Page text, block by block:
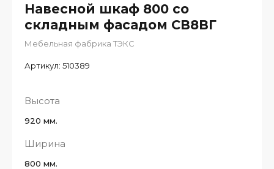
Навесной шкаф 800 со
складным фасадом СВ8ВГ
Мебельная фабрика ТЭКС
Артикул: 510389
Высота
920 мм.
Ширина
800 мм.